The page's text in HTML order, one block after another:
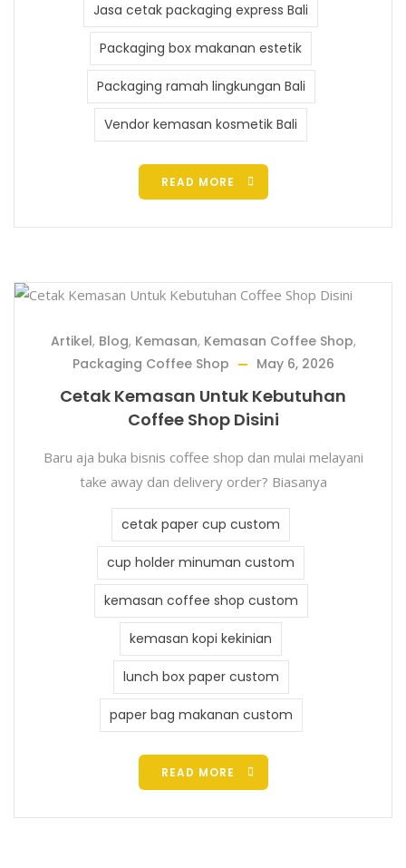
Jasa cetak packaging express Bali
Packaging box makanan estetik
Packaging ramah lingkungan Bali
Vendor kemasan kosmetik Bali
READ MORE
Artikel, Blog, Kemasan, Kemasan Coffee Shop,
Packaging Coffee Shop
May 6, 2026
Cetak Kemasan Untuk Kebutuhan
Coffee Shop Disini
Baru aja buka bisnis coffee shop dan mulai melayani
take away dan delivery order? Biasanya
cetak paper cup custom
cup holder minuman custom
kemasan coffee shop custom
kemasan kopi kekinian
lunch box paper custom
paper bag makanan custom
READ MORE